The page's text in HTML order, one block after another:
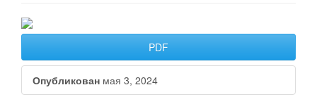
PDF
Опубликован мая 3, 2024